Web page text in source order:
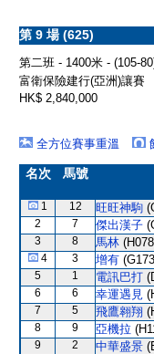
第 9 場 (625)
第二班 - 1400米 - (105-
富衛保險建行(亞洲)讓賽
HK$ 2,840,000
全方位賽事重溫
名次 馬號
1 12 旺旺神駒
2
7 傑出漢子
3
8 馬林
4
3 增有
5
1 電訊巴打
6
6 幸運遇見
7
5 飛鷹翱翔
8
9 亞機拉
9
2 中華盛景